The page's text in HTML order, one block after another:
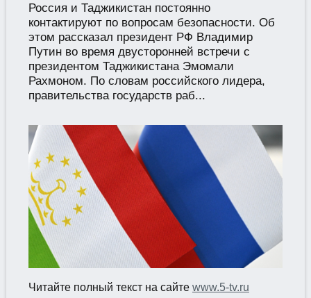
Россия и Таджикистан постоянно
контактируют по вопросам безопасности. Об
этом рассказал президент РФ Владимир
Путин во время двусторонней встречи с
президентом Таджикистана Эмомали
Рахмоном. По словам российского лидера,
правительства государств раб...
Читайте полный текст на сайте www.5-tv.ru